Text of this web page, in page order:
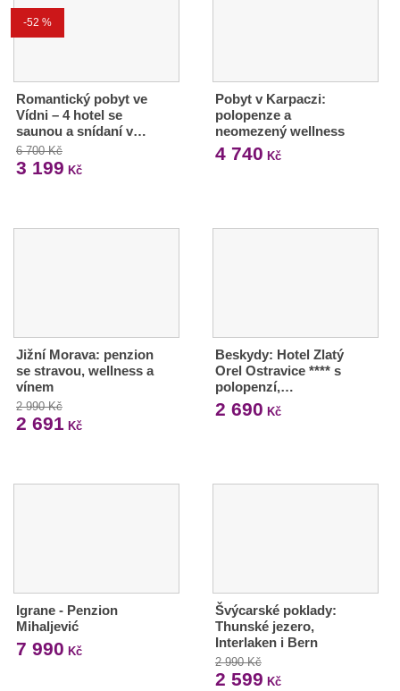
-52 %
Romantický pobyt ve
Vídni – 4 hotel se
saunou a snídaní v…
6 700 Kč
3 199 Kč
Pobyt v Karpaczi:
polopenze a
neomezený wellness
4 740 Kč
Jižní Morava: penzion
se stravou, wellness a
vínem
2 990 Kč
2 691 Kč
Beskydy: Hotel Zlatý
Orel Ostravice **** s
polopenzí,…
2 690 Kč
Igrane - Penzion
Mihaljević
7 990 Kč
Švýcarské poklady:
Thunské jezero,
Interlaken i Bern
2 990 Kč
2 599 Kč